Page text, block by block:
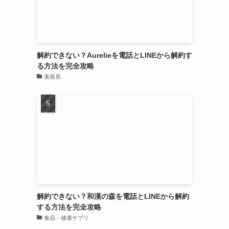
解約できない？Aurelieを電話とLINEから解約す
る方法を完全攻略
美容系
解約できない？和漢の森を電話とLINEから解約
する方法を完全攻略
食品・健康サプリ